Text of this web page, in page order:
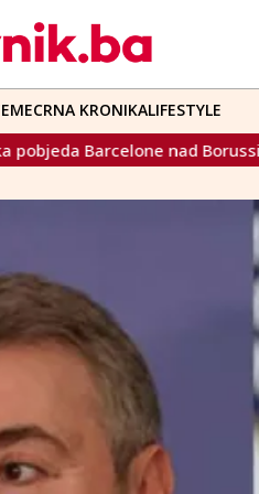
CRNA KRONIKALIFESTYLE
Borussijom, PSG nakon